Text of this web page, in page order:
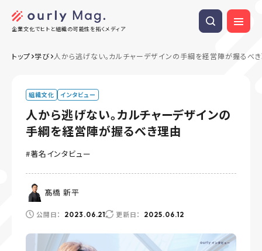
企業文化でヒトと組織の可能性を拓くメディア
トップ 学び 人から逃げない。カルチャーデザインの手綱を経営陣が握るべ
組織文化 インタビュー
人から逃げない。カルチャーデザインの
手綱を経営陣が握るべき理由
著名インタビュー
髙橋 新平
公開日： 2023.06.21 更新日： 2025.06.12